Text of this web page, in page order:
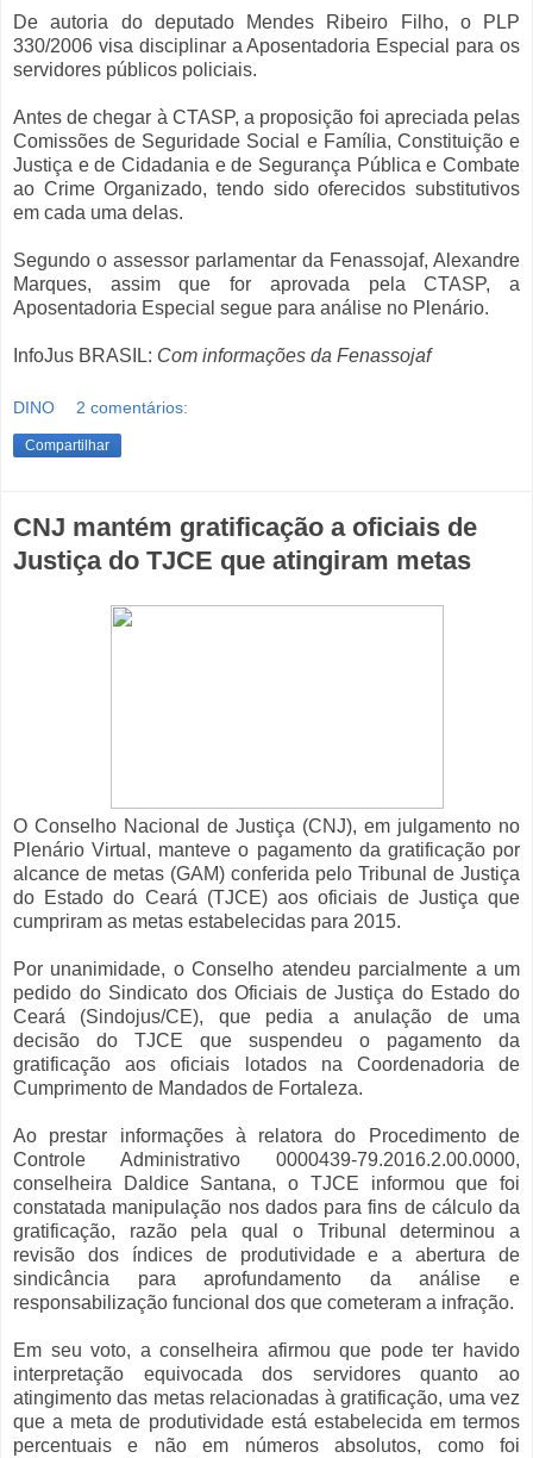
De autoria do deputado Mendes Ribeiro Filho, o PLP
330/2006 visa disciplinar a Aposentadoria Especial para os
servidores públicos policiais.
Antes de chegar à CTASP, a proposição foi apreciada pelas
Comissões de Seguridade Social e Família, Constituição e
Justiça e de Cidadania e de Segurança Pública e Combate
ao Crime Organizado, tendo sido oferecidos substitutivos
em cada uma delas.
Segundo o assessor parlamentar da Fenassojaf, Alexandre
Marques, assim que for aprovada pela CTASP, a
Aposentadoria Especial segue para análise no Plenário.
InfoJus BRASIL: Com informações da Fenassojaf
DINO 2 comentários:
Compartilhar
CNJ mantém gratificação a oficiais de
Justiça do TJCE que atingiram metas
O Conselho Nacional de Justiça (CNJ), em julgamento no
Plenário Virtual, manteve o pagamento da gratificação por
alcance de metas (GAM) conferida pelo Tribunal de Justiça
do Estado do Ceará (TJCE) aos oficiais de Justiça que
cumpriram as metas estabelecidas para 2015.
Por unanimidade, o Conselho atendeu parcialmente a um
pedido do Sindicato dos Oficiais de Justiça do Estado do
Ceará (Sindojus/CE), que pedia a anulação de uma
decisão do TJCE que suspendeu o pagamento da
gratificação aos oficiais lotados na Coordenadoria de
Cumprimento de Mandados de Fortaleza.
Ao prestar informações à relatora do Procedimento de
Controle Administrativo 0000439-79.2016.2.00.0000,
conselheira Daldice Santana, o TJCE informou que foi
constatada manipulação nos dados para fins de cálculo da
gratificação, razão pela qual o Tribunal determinou a
revisão dos índices de produtividade e a abertura de
sindicância para aprofundamento da análise e
responsabilização funcional dos que cometeram a infração.
Em seu voto, a conselheira afirmou que pode ter havido
interpretação equivocada dos servidores quanto ao
atingimento das metas relacionadas à gratificação, uma vez
que a meta de produtividade está estabelecida em termos
percentuais e não em números absolutos, como foi